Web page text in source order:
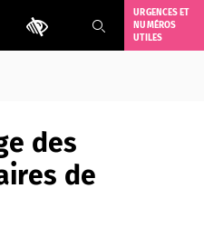
Outils d'accessibilité
URGENCES ET
NUMÉROS
UTILES
des
de